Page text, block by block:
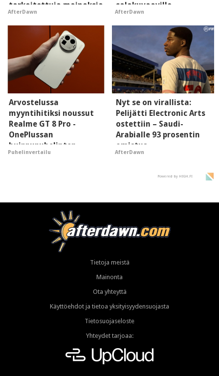
tarkoitettuja mainoksia
- vaikuttaa tekoälyn
mielikuvaan brändistä
AfterDawn
salakuvaaville
hyypiöille
AfterDawn
Arvostelussa
myyntihitiksi noussut
Realme GT 8 Pro -
OnePlussan
huippupuhelinten
"perillinen"
Puhelinvertailu
Nyt se on virallista:
Pelijätti Electronic Arts
ostettiin – Saudi-
Arabialle 93 prosentin
omistus
AfterDawn
Powered by HIGH.FI
Tietoja meistä
Mainonta
Ota yhteyttä
Käyttöehdot ja tietoa yksityisyydensuojasta
Tietosuojaseloste
Yhteydet tarjoaa: